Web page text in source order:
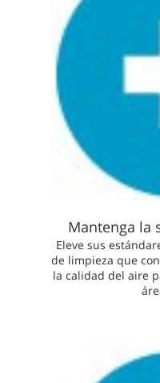
Mantenga la
Eleve sus
de limpieza que
la calidad del aire